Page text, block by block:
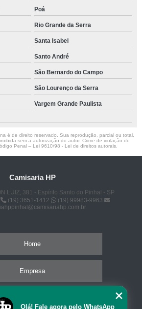
Poá
Rio Grande da Serra
Santa Isabel
Santo André
São Bernardo do Campo
São Lourenço da Serra
Vargem Grande Paulista
é de direito reservado. Sua reprodução, parcial ou total,
sem a autorização do autor. Crime de violação de
Penal – Lei 9610/98 - Lei de direitos autorais
Camisaria HP
LUIZ, 381 - Espírito Santo do Pinhal - SP
(19) 3651-1412
(19) 99983-9963
Home
Empresa
Olá! Fale agora pelo WhatsApp